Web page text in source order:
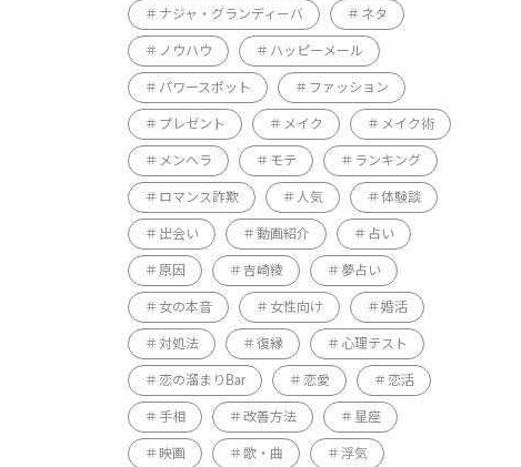
ナジャ・グランディーバ ネタ
ノウハウ ハッピーメール
パワースポット ファッション
プレゼント メイク メイク術
メンヘラ モテ ランキング
ロマンス詐欺 人気 体験談
出会い 動画紹介 占い
原因 吉崎綾 夢占い
女の本音 女性向け 婚活
対処法 復縁 心理テスト
恋の溜まりBar 恋愛 恋活
手相 改善方法 星座
映画 歌・曲 浮気